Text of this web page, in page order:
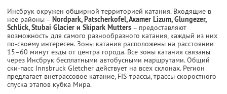
Инсбрук окружен обширной территорией катания. Входящие в
нее районы – Nordpark, Patscherkofel, Axamer Lizum, Glungezer,
Schlick, Stubai Glacier и Skipark Mutters – предоставляют
возможность для самого разнообразного катания, каждый из них
по-своему интересен. Зоны катания расположены на расстоянии
15–60 минут езды от центра города. Все зоны катания связаны
через Инсбрук бесплатными автобусными маршрутами. Общий
ски-пасс Innsbruck Gletcher действует на всех склонах. Регион
предлагает внетрассовое катание, FIS-трассы, трассы скоростного
спуска этапов кубка Мира.